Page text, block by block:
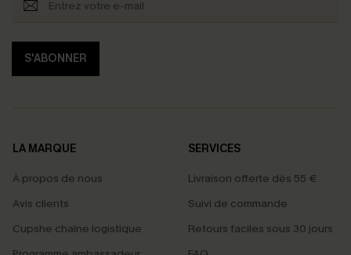
S'ABONNER
LA MARQUE
À propos de nous
Avis clients
Cupshe chaîne logistique
SERVICES
Livraison offerte dès 55 €
Suivi de commande
Retours faciles sous 30 jours